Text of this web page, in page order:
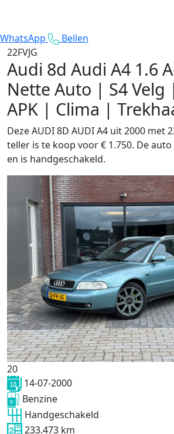
WhatsApp
Bellen
22FVJG
Audi 8d Audi A4 1.6
Nette Auto | S4 Velg
APK | Clima |
Deze AUDI 8D AUDI A4 uit 2000 met
teller is te koop voor € 1.750. De
en is handgeschakeld.
20
14-07-2000
Benzine
Handgeschakeld
233.473 km